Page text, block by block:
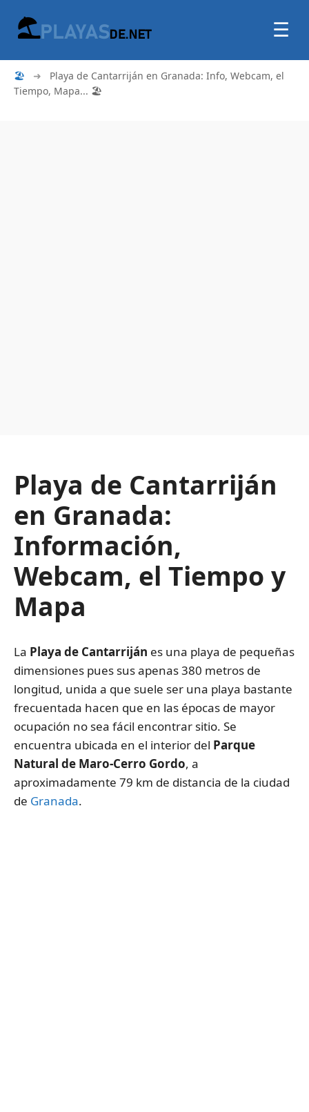
☰
🏖 ➜
Playa de Cantarriján en Granada: Info, Webcam, el
Tiempo, Mapa... 🏖️
Playa de Cantarriján
en Granada:
Información,
Webcam, el Tiempo y
Mapa
La Playa de Cantarriján es una playa de pequeñas
dimensiones pues sus apenas 380 metros de
longitud, unida a que suele ser una playa bastante
frecuentada hacen que en las épocas de mayor
ocupación no sea fácil encontrar sitio. Se
encuentra ubicada en el interior del Parque
Natural de Maro-Cerro Gordo, a
aproximadamente 79 km de distancia de la ciudad
de Granada.